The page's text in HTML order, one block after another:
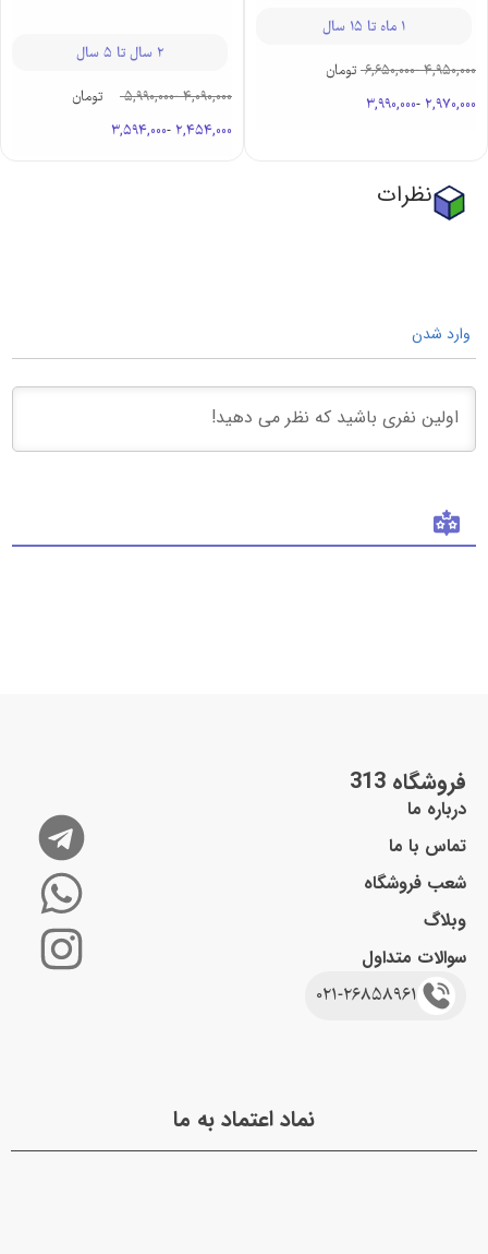
1 ماه تا 15 سال
4,950,000
-
6,650,000
2,970,000
-
3,990,000
تومان
2 سال تا 5 سال
4,090,000
-
5,990,000
2,454,000
-
3,594,000
تومان
نظرات
وارد شدن
فروشگاه 313
درباره ما
تماس با ما
شعب فروشگاه
وبلاگ
سوالات متداول
021-26858961
نماد اعتماد به ما